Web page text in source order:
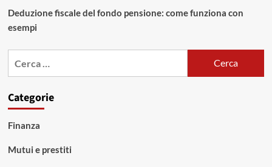
Deduzione fiscale del fondo pensione: come funziona con
esempi
Categorie
Finanza
Mutui e prestiti